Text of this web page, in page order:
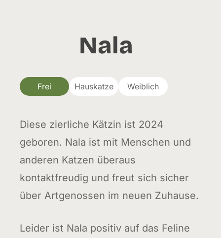
Nala
Frei Hauskatze Weiblich
Diese zierliche Kätzin ist 2024
geboren. Nala ist mit Menschen und
anderen Katzen überaus
kontaktfreudig und freut sich sicher
über Artgenossen im neuen Zuhause.
Leider ist Nala positiv auf das Feline